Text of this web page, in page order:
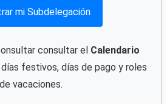
mi Subdelegación
consultar el Calendario
festivos, días de pago y roles
de vacaciones.